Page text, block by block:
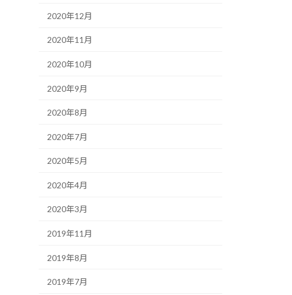
2020年12月
2020年11月
2020年10月
2020年9月
2020年8月
2020年7月
2020年5月
2020年4月
2020年3月
2019年11月
2019年8月
2019年7月